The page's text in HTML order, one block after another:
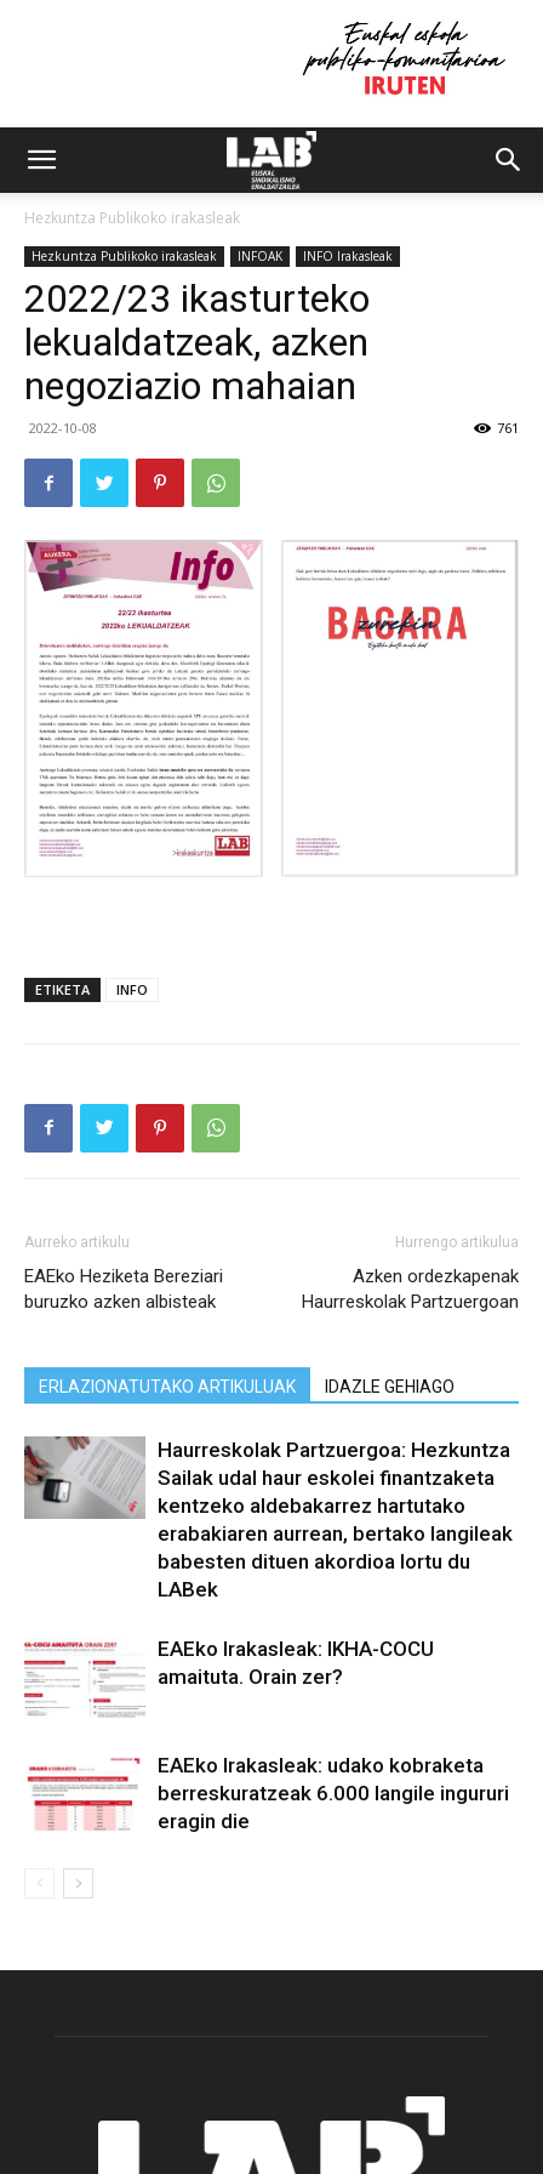
Hezkuntza Publikoko irakasleak
Hezkuntza Publikoko irakasleak INFOAK INFO Irakasleak
2022/23 ikasturteko
lekualdatzeak, azken
negoziazio mahaian
2022-10-08 761
ETIKETA INFO
Aurreko artikulu
EAEko Heziketa Bereziari
buruzko azken albisteak
Hurrengo artikulua
Azken ordezkapenak
Haurreskolak Partzuergoan
ERLAZIONATUTAKO ARTIKULUAK IDAZLE GEHIAGO
Haurreskolak Partzuergoa: Hezkuntza
Sailak udal haur eskolei finantzaketa
kentzeko aldebakarrez hartutako
erabakiaren aurrean, bertako langileak
babesten dituen akordioa lortu du
LABek
EAEko Irakasleak: IKHA-COCU
amaituta. Orain zer?
EAEko Irakasleak: udako kobraketa
berreskuratzeak 6.000 langile ingururi
eragin die